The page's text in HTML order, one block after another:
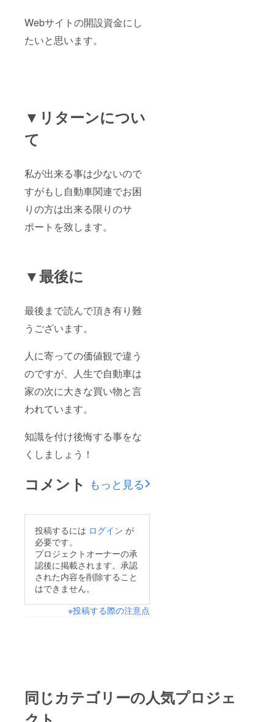
Webサイトの開設資金にし
たいと思います。
▼リターンについ
て
私が出来る事は少ないので
すがもし自動車関連でお困
りの方は出来る限りのサ
ポートを致します。
▼最後に
最後まで読んで頂き有り難
うございます。
人に寄っての価値観で違う
のですが、人生で自動車は
家の次に大きな買い物と言
われています。
知識を付け後悔する事をな
くしましょう！
コメント もっと見る
投稿するには ログイン が
必要です。
プロジェクトオーナーの承
認後に掲載されます。承認
された内容を削除すること
はできません。
※投稿する際の注意点
同じカテゴリーの人気プロジェ